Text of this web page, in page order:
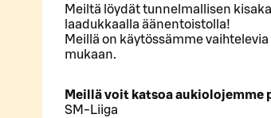
Meiltä löydät tunnelmallisen
laadukkaalla äänentoistolla!
Meillä on käytössämme
mukaan.
Meillä voit katsoa aukiolojemme
SM-Liiga